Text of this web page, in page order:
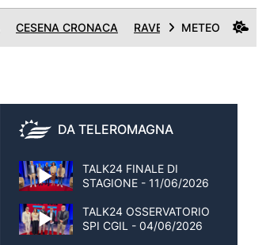
CESENA CRONACA RAVENNA CRONACA
METEO
DA TELEROMAGNA
TALK24 FINALE DI
STAGIONE - 11/06/2026
TALK24 OSSERVATORIO
SPI CGIL - 04/06/2026